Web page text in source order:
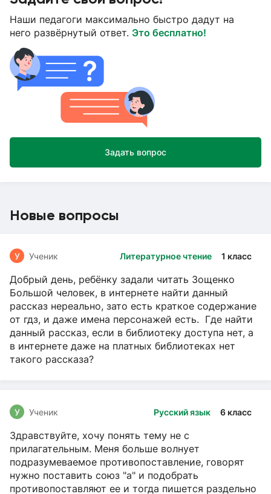
Наши педагоги максимально быстро дадут на
него развёрнутый ответ. Это бесплатно!
Задать вопрос
Новые вопросы
Литературное чтение 1 класс
У Ученик
Добрый день, ребёнку задали читать Зощенко
Большой человек, в интернете найти данный
рассказ нереально, зато есть краткое содержание
от гдз, и даже имена персонажей есть. Где найти
данный рассказ, если в библиотеку доступа нет, а
в интернете даже на платных библиотеках нет
такого рассказа?
Русский язык 6 класс
У Ученик
Здравствуйте, хочу понять тему не с
прилагательным. Меня больше волнует
подразумеваемое противопоставление, говорят
нужно поставить союз "а" и подобрать
противопоставляют ее и тогда пишется раздельно